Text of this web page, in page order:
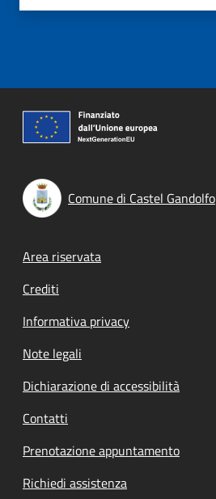
Comune di Castel Gandolfo
Footer menu
Area riservata
Crediti
Informativa privacy
Note legali
Dichiarazione di accessibilità
Contatti
Prenotazione appuntamento
Richiedi assistenza